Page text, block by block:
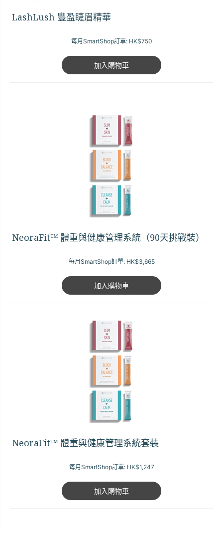
LashLush 豐盈睫眉精華
每月SmartShop訂單: HK$750
加入購物車
NeoraFit™ 體重與健康管理系統（90天挑戰裝）
每月SmartShop訂單: HK$3,665
加入購物車
NeoraFit™ 體重與健康管理系統套裝
每月SmartShop訂單: HK$1,247
加入購物車